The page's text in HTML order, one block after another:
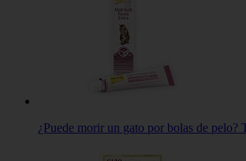
¿Puede morir un gato por bolas de